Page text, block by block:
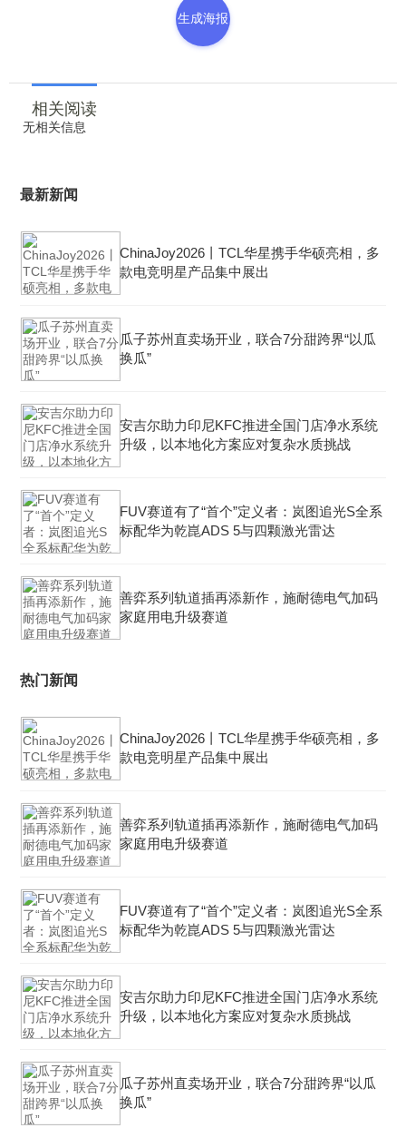
生成海报
相关阅读
无相关信息
最新新闻
ChinaJoy2026丨TCL华星携手华硕亮相，多
款电竞明星产品集中展出
瓜子苏州直卖场开业，联合7分甜跨界“以瓜
换瓜”
安吉尔助力印尼KFC推进全国门店净水系统
升级，以本地化方案应对复杂水质挑战
FUV赛道有了“首个”定义者：岚图追光S全系
标配华为乾崑ADS 5与四颗激光雷达
善弈系列轨道插再添新作，施耐德电气加码
家庭用电升级赛道
热门新闻
ChinaJoy2026丨TCL华星携手华硕亮相，多
款电竞明星产品集中展出
善弈系列轨道插再添新作，施耐德电气加码
家庭用电升级赛道
FUV赛道有了“首个”定义者：岚图追光S全系
标配华为乾崑ADS 5与四颗激光雷达
安吉尔助力印尼KFC推进全国门店净水系统
升级，以本地化方案应对复杂水质挑战
瓜子苏州直卖场开业，联合7分甜跨界“以瓜
换瓜”